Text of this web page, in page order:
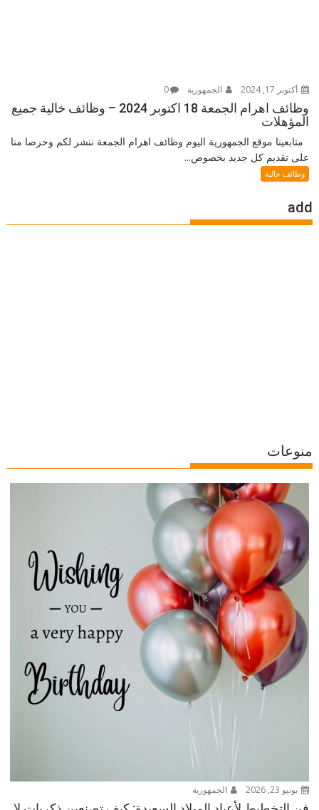
أكتوبر 17, 2024 الجمهورية 0
وظائف اهرام الجمعة 18 اكتوبر 2024 – وظائف خالية جميع
المؤهلات
متابعينا موقع الجمهورية اليوم وظائف اهرام الجمعة ننشر لكم وحرصا منا
على تقديم كل جديد بخصوص...
وظائف خالية
add
منوعات
يونيو 23, 2026 الجمهورية